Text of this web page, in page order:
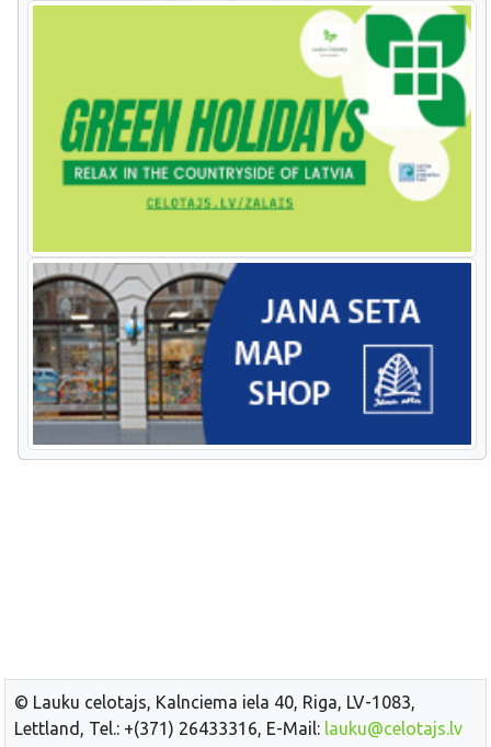
© Lauku celotajs, Kalnciema iela 40, Riga, LV-1083,
Lettland, Tel.: +(371) 26433316, E-Mail: lauku@celotajs.lv